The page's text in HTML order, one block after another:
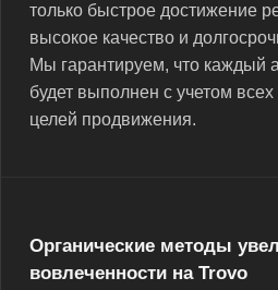
только быстрое достижение
высокое качество и
Мы гарантируем, что каждый
будет выполнен с учетом
целей продвижения.
Органические методы
вовлеченности на Trovo